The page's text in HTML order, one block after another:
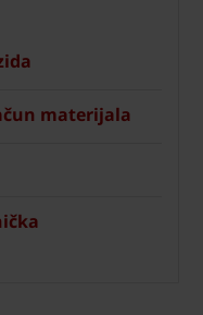
materijala